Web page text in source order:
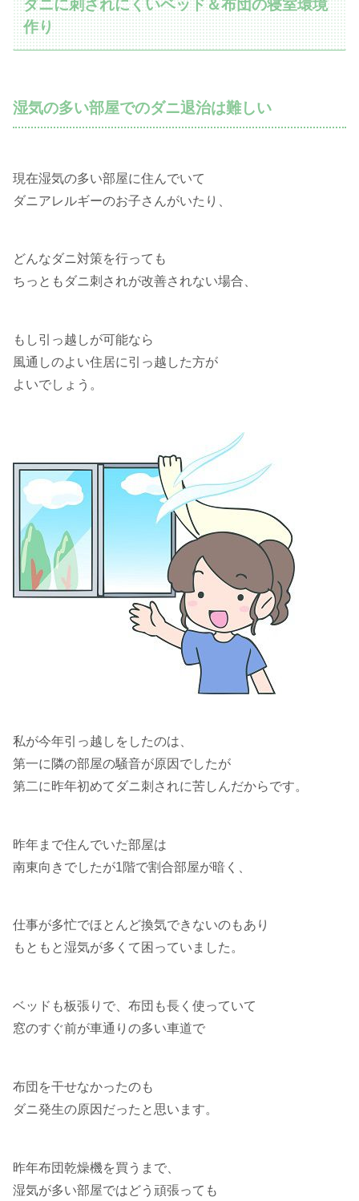
ダニに刺されにくいベッド＆布団の寝室環境
作り
湿気の多い部屋でのダニ退治は難しい
現在湿気の多い部屋に住んでいて
ダニアレルギーのお子さんがいたり、
どんなダニ対策を行っても
ちっともダニ刺されが改善されない場合、
もし引っ越しが可能なら
風通しのよい住居に引っ越した方が
よいでしょう。
私が今年引っ越しをしたのは、
第一に隣の部屋の騒音が原因でしたが
第二に昨年初めてダニ刺されに苦しんだからです。
昨年まで住んでいた部屋は
南東向きでしたが1階で割合部屋が暗く、
仕事が多忙でほとんど換気できないのもあり
もともと湿気が多くて困っていました。
ベッドも板張りで、布団も長く使っていて
窓のすぐ前が車通りの多い車道で
布団を干せなかったのも
ダニ発生の原因だったと思います。
昨年布団乾燥機を買うまで、
湿気が多い部屋ではどう頑張っても